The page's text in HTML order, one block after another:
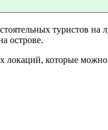
туристов
острове.
локаций, которые можно